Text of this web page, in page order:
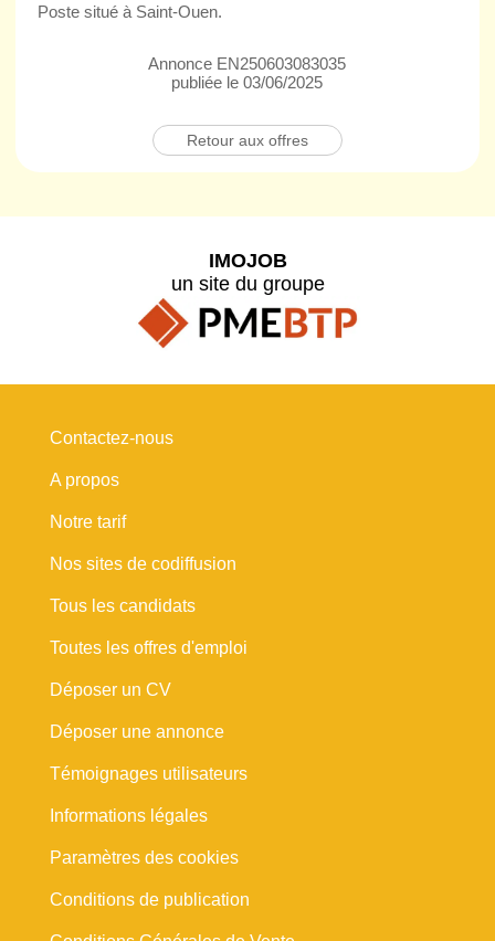
Poste situé à Saint-Ouen.
Annonce EN250603083035
publiée le 03/06/2025
Retour aux offres
IMOJOB
un site du groupe
Contactez-nous
A propos
Notre tarif
Nos sites de codiffusion
Tous les candidats
Toutes les offres d'emploi
Déposer un CV
Déposer une annonce
Témoignages utilisateurs
Informations légales
Paramètres des cookies
Conditions de publication